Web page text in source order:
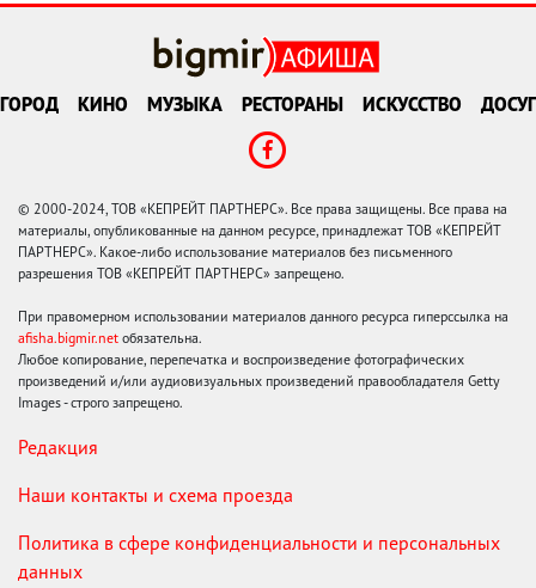
ГОРОД КИНО МУЗЫКА РЕСТОРАНЫ ИСКУССТВО ДОСУГ
© 2000-2024, ТОВ «КЕПРЕЙТ ПАРТНЕРС». Все права защищены. Все права на
материалы, опубликованные на данном ресурсе, принадлежат ТОВ «КЕПРЕЙТ
ПАРТНЕРС». Какое-либо использование материалов без письменного
разрешения ТОВ «КЕПРЕЙТ ПАРТНЕРС» запрещено.
При правомерном использовании материалов данного ресурса гиперссылка на
afisha.bigmir.net обязательна.
Любое копирование, перепечатка и воспроизведение фотографических
произведений и/или аудиовизуальных произведений правообладателя Getty
Images - строго запрещено.
Редакция
Наши контакты и схема проезда
Политика в сфере конфиденциальности и персональных
данных